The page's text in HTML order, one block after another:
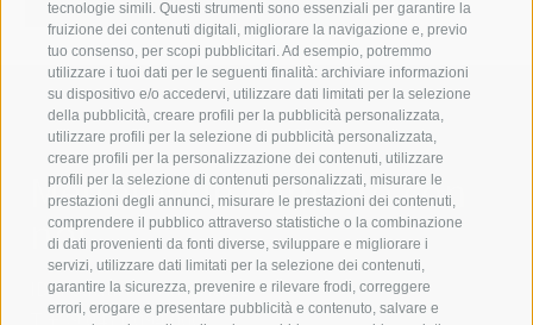
tecnologie simili. Questi strumenti sono essenziali per garantire la
fruizione dei contenuti digitali, migliorare la navigazione e, previo
tuo consenso, per scopi pubblicitari. Ad esempio, potremmo
utilizzare i tuoi dati per le seguenti finalità: archiviare informazioni
su dispositivo e/o accedervi, utilizzare dati limitati per la selezione
della pubblicità, creare profili per la pubblicità personalizzata,
utilizzare profili per la selezione di pubblicità personalizzata,
creare profili per la personalizzazione dei contenuti, utilizzare
profili per la selezione di contenuti personalizzati, misurare le
prestazioni degli annunci, misurare le prestazioni dei contenuti,
comprendere il pubblico attraverso statistiche o la combinazione
di dati provenienti da fonti diverse, sviluppare e migliorare i
servizi, utilizzare dati limitati per la selezione dei contenuti,
garantire la sicurezza, prevenire e rilevare frodi, correggere
errori, erogare e presentare pubblicità e contenuto, salvare e
Mettetevi in contatto con
noi
IDM Südtirol - Alto Adige